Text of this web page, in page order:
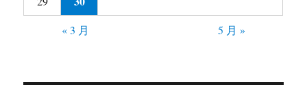
« 3 月 5 月 »